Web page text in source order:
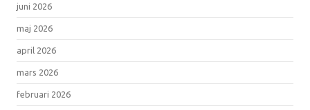
juni 2026
maj 2026
april 2026
mars 2026
februari 2026